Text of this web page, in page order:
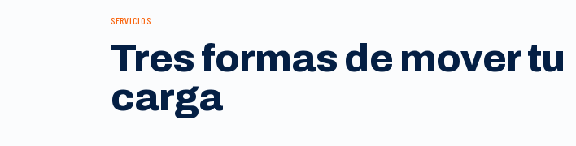
SERVICIOS
Tres formas de mover tu
carga